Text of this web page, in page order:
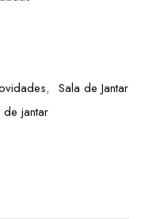
, Sala de Jantar
de jantar